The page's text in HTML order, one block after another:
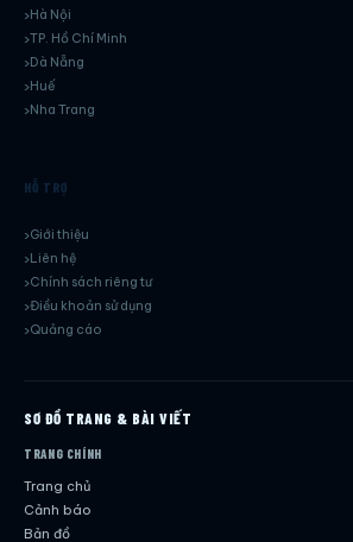
Hà Nội
TP. Hồ Chí Minh
Dà Nẵng
Huế
Nha Trang
HỖ TRỢ
Giới thiệu
Liên hệ
Chính sách riêng tư
Điều khoản sử dụng
Quảng cáo
SƠ ĐỒ TRANG & BÀI VIẾT
TRANG CHÍNH
Trang chủ
Cảnh báo
Bản đồ